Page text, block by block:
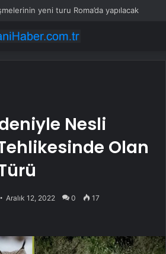
yeni turu Roma’da yapılacak
Nesli
Olan
Aralık 12, 2022 0 17